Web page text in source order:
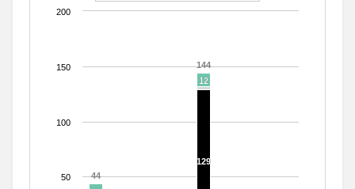
44
44
144
144
12
12
129
129
50
100
150
200